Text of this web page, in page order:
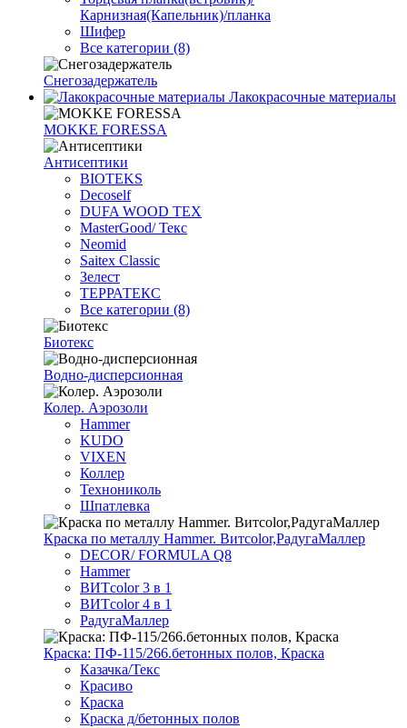
Карнизная(Капельник)/планка
Шифер
Все категории (8)
Снегозадержатель
Лакокрасочные материалы
MOKKE FORESSA
Антисептики
BIOTEKS
Decoself
DUFA WOOD TEX
MasterGood/ Текс
Neomid
Saitex Classic
Зелест
ТЕРРАТЕКС
Все категории (8)
Биотекс
Водно-дисперсионная
Колер. Аэрозоли
Hammer
KUDO
VIXEN
Коллер
Технониколь
Шпатлевка
Краска по металлу Hammer. Витcolor,РадугаМаллер
DECOR/ FORMULA Q8
Hammer
ВИТcolor 3 в 1
ВИТcolor 4 в 1
РадугаМаллер
Краска: ПФ-115/266.бетонных полов, Краска
Казачка/Текс
Красиво
Краска
Краска д/бетонных полов